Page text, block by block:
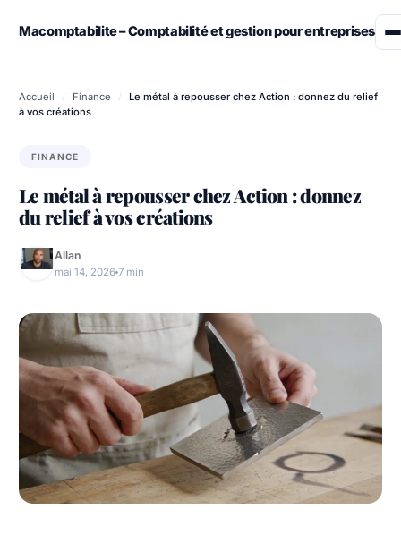
Macomptabilite – Comptabilité et gestion pour entreprises
Assurance
Finance
Immobilier
Accueil / Finance /
Le métal à repousser chez Action : donnez du relief
à vos créations
FINANCE
Le métal à repousser chez Action : donnez
du relief à vos créations
Allan
mai 14, 2026 7 min